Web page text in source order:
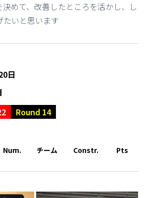
めて、改善したところを活かし、し
たいと思います
日
Round 14
Num. チーム Constr. Pts